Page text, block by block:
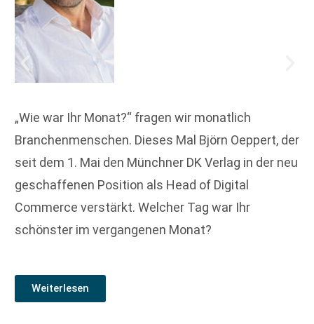
„Wie war Ihr Monat?“ fragen wir monatlich
Branchenmenschen. Dieses Mal Björn Oeppert, der
seit dem 1. Mai den Münchner DK Verlag in der neu
geschaffenen Position als Head of Digital
Commerce verstärkt. Welcher Tag war Ihr
schönster im vergangenen Monat?
Weiterlesen